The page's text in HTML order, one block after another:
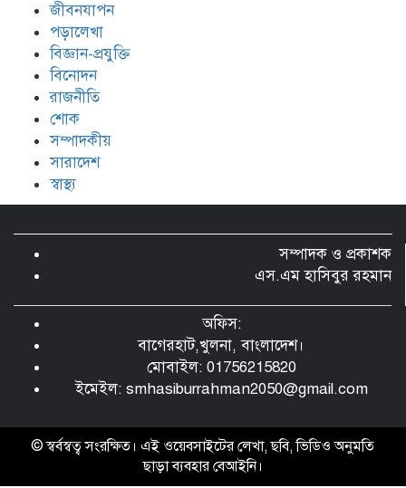
জীবনযাপন
পড়ালেখা
বিজ্ঞান-প্রযুক্তি
বিনোদন
রাজনীতি
শোক
সম্পাদকীয়
সারাদেশ
স্বাস্থ্য
সম্পাদক ও প্রকাশক
এস.এম হাসিবুর রহমান
অফিস:
বাগেরহাট,খুলনা, বাংলাদেশ।
মোবাইল: 01756215820
ইমেইল: smhasiburrahman2050@gmail.com
© স্বর্বস্বত্ব সংরক্ষিত। এই ওয়েবসাইটের লেখা, ছবি, ভিডিও অনুমতি
ছাড়া ব্যবহার বেআইনি।